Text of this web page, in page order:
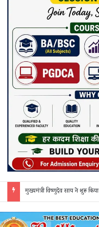
सक्ती: ₹90 लाख की ठगी का